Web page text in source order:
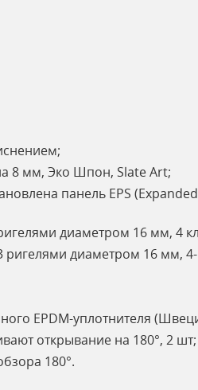
8 мм, Эко Шпон, Slate Art;
панель EPS
диаметром 16 мм, 4
диаметром 16 мм,
EPDM-уплотнителя
открывание на 180°, 2 шт;
180°.